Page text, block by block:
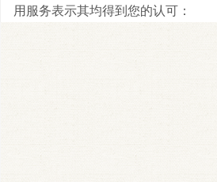
用服务表示其均得到您的认可：